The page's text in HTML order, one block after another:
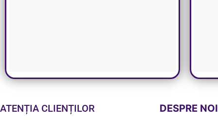
ATENȚIA CLIENȚILOR DESPRE NOI